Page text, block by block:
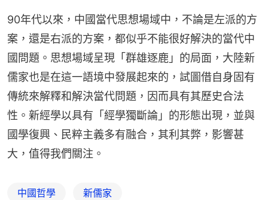
90年代以來，中國當代思想場域中，不論是左派的方
案，還是右派的方案，都似乎不能很好解決的當代中
國問題。思想場域呈現「群雄逐鹿」的局面，大陸新
儒家也是在這一語境中發展起來的，試圖借自身固有
傳統來解釋和解決當代問題，因而具有其歷史合法
性。新經學以具有「經學獨斷論」的形態出現，並與
國學復興、民粹主義多有融合，其利其弊，影響甚
大，值得我們關注。
中國哲學 新儒家